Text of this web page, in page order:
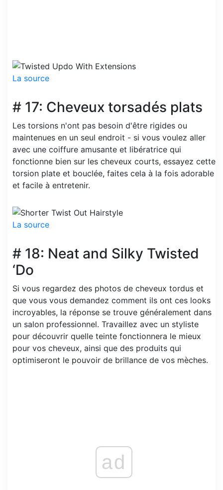
La source
# 17: Cheveux torsadés plats
Les torsions n'ont pas besoin d'être rigides ou
maintenues en un seul endroit - si vous voulez aller
avec une coiffure amusante et libératrice qui
fonctionne bien sur les cheveux courts, essayez cette
torsion plate et bouclée, faites cela à la fois adorable
et facile à entretenir.
La source
# 18: Neat and Silky Twisted
‘Do
Si vous regardez des photos de cheveux tordus et
que vous vous demandez comment ils ont ces looks
incroyables, la réponse se trouve généralement dans
un salon professionnel. Travaillez avec un styliste
pour découvrir quelle teinte fonctionnera le mieux
pour vos cheveux, ainsi que des produits qui
optimiseront le pouvoir de brillance de vos mèches.
ad